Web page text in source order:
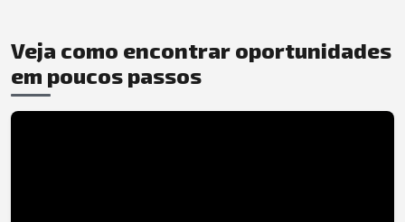
Veja como encontrar oportunidades
em poucos passos